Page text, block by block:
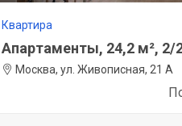
Квартира
Апартаменты, 24,2 м², 2/
Москва, ул. Живописная, 21 А